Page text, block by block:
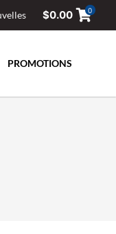
$0.00 0
PROMOTIONS